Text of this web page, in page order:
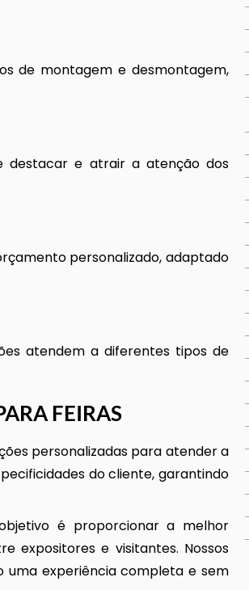
de montagem e desmontagem,
destacar e atrair a atenção dos
personalizado, adaptado
atendem a diferentes tipos de
FEIRAS
personalizadas para atender a
do cliente, garantindo
é proporcionar a melhor
expositores e visitantes. Nossos
uma experiência completa e sem